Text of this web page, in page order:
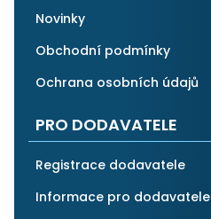
Novinky
Obchodní podmínky
Ochrana osobních údajů
PRO DODAVATELE
Registrace dodavatele
Informace pro dodavatele